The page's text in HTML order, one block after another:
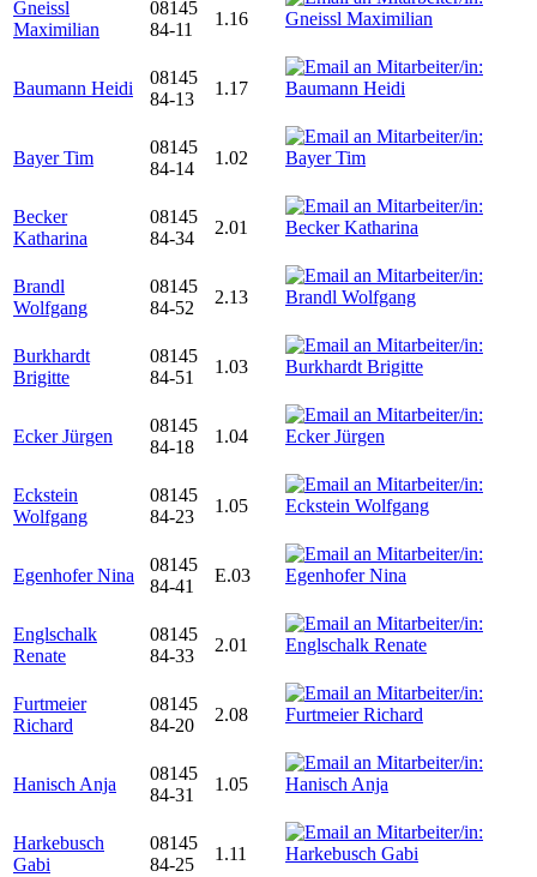
Gneissl
Maximilian
08145
84-11
1.16
Baumann Heidi
08145
84-13
1.17
Bayer Tim
08145
84-14
1.02
Becker
Katharina
08145
84-34
2.01
Brandl
Wolfgang
08145
84-52
2.13
Burkhardt
Brigitte
08145
84-51
1.03
Ecker Jürgen
08145
84-18
1.04
Eckstein
Wolfgang
08145
84-23
1.05
Egenhofer Nina
08145
84-41
E.03
Englschalk
Renate
08145
84-33
2.01
Furtmeier
Richard
08145
84-20
2.08
Hanisch Anja
08145
84-31
1.05
Harkebusch
Gabi
08145
84-25
1.11